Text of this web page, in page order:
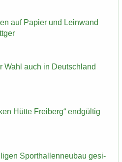
auf Pa­pier und Lein­wand
Wahl auch in Deutsch­land
Hütte Frei­berg“ end­gül­tig
Sport­hal­len­neu­bau ge­si­